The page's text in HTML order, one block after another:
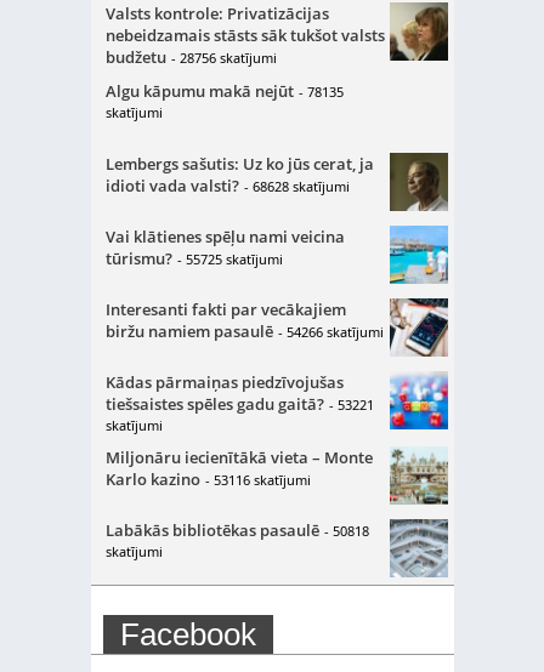
Valsts kontrole: Privatizācijas
nebeidzamais stāsts sāk tukšot valsts
budžetu - 28756 skatījumi
Algu kāpumu makā nejūt - 78135
skatījumi
Lembergs sašutis: Uz ko jūs cerat, ja
idioti vada valsti? - 68628 skatījumi
Vai klātienes spēļu nami veicina
tūrismu? - 55725 skatījumi
Interesanti fakti par vecākajiem
biržu namiem pasaulē - 54266 skatījumi
Kādas pārmaiņas piedzīvojušas
tiešsaistes spēles gadu gaitā? - 53221
skatījumi
Miljonāru iecienītākā vieta – Monte
Karlo kazino - 53116 skatījumi
Labākās bibliotēkas pasaulē - 50818
skatījumi
Facebook